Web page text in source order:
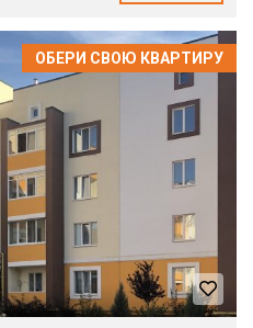
ОБЕРИ СВОЮ КВАРТИРУ